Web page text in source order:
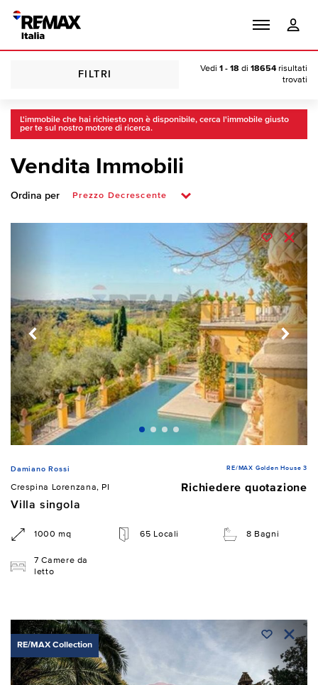
FILTRI
Vedi 1 - 18 di 18654risultati
trovati
L'immobile che hai richiesto non è disponibile, cerca l'immobile giusto
per te sul nostro motore di ricerca.
Vendita Immobili
Ordina per
Damiano Rossi RE/MAX Golden House 3
Crespina Lorenzana, PI
Richiedere quotazione
Villa singola
1000 mq 65 Locali 8 Bagni
7 Camere da
letto
RE/MAX Collection